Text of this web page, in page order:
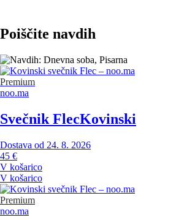
Poiščite navdih
Premium
noo.ma
Svečnik FlecKovinski
Dostava od 24. 8. 2026
45 €
V košarico
V košarico
Premium
noo.ma